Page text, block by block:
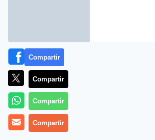
Más información
Compartir
Compartir
Compartir
Compartir